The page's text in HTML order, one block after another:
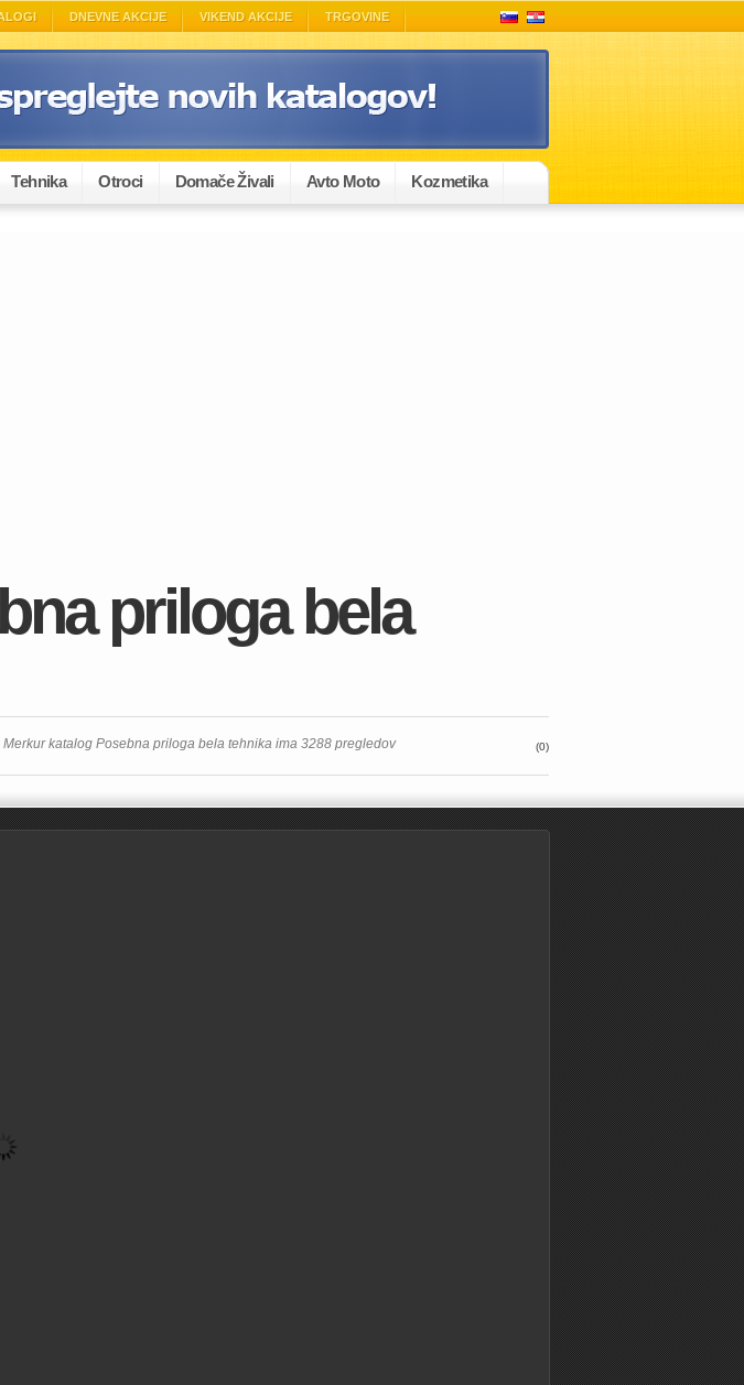
DNEVNE AKCIJE VIKEND AKCIJE TRGOVINE
Tehnika Otroci Domače Živali Avto Moto Kozmetika
priloga bela
Merkur katalog Posebna priloga bela tehnika ima 3288 pregledov (0)